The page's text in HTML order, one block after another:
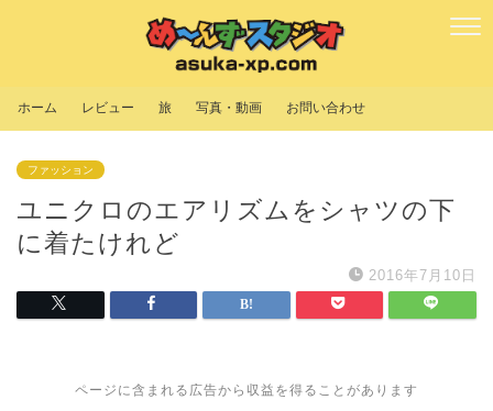
ホーム レビュー 旅 写真・動画 お問い合わせ
ファッション
ユニクロのエアリズムをシャツの下
に着たけれど
2016年7月10日
ページに含まれる広告から収益を得ることがあります